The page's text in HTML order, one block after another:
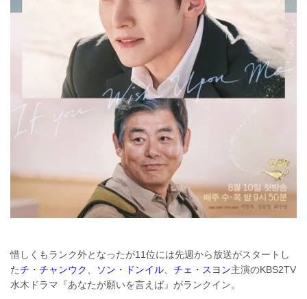
惜しくもランク外となったが11位には先週から放送がスタートし
たチ・チャンウク ソン・ドンイル チェ・スヨン主演のKBS2TV
水木ドラマ『あなたが願いを言えば』がランクイン。